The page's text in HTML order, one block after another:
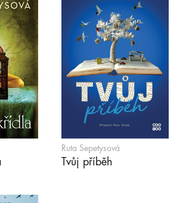
Ruta Sepetysová
Tvůj příběh